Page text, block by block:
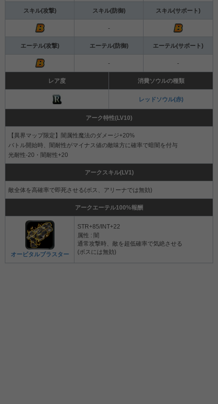
スキル(攻撃) スキル(防御) スキル(サポート)
-
エーテル(攻撃) エーテル(防御) エーテル(サポート)
- -
レア度 消費ソウルの種類
レッドソウル(赤)
アーク特性(LV10)
【異界マップ限定】闇属性魔法のダメージ+20%
バトル開始時、闇耐性がマイナス値の敵味方に確率で暗闇を付与
光耐性-20・闇耐性+20
アークスキル(LV1)
敵全体を高確率で即死させる(ボス、アリーナでは無効)
アークエーテル100%報酬
オービタルブラスター
STR+85/INT+22
属性 : 闇
通常攻撃時、敵を超低確率で気絶させる
(ボスには無効)